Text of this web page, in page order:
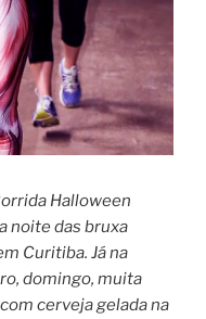
Halloween
noite das bruxa
Curitiba. Já na
domingo, muita
cerveja gelada na